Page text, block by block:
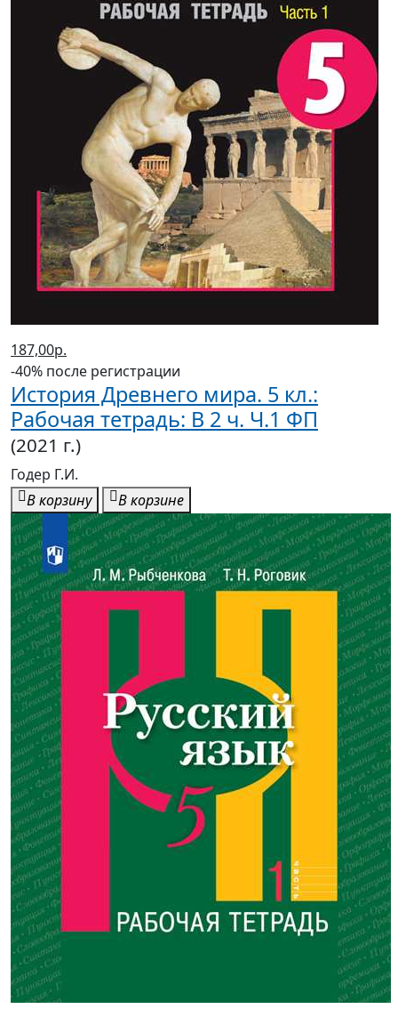
187,00р.
-40% после регистрации
История Древнего мира. 5 кл.:
Рабочая тетрадь: В 2 ч. Ч.1 ФП
(2021 г.)
Годер Г.И.
В корзину
В корзине